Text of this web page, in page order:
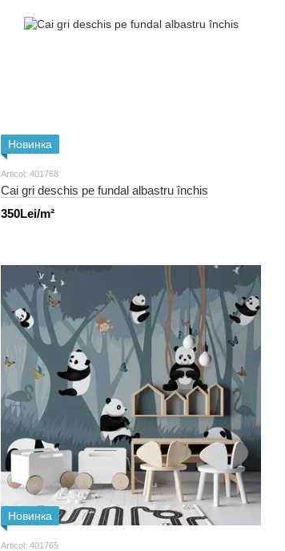
Новинка
Articol: 401768
Cai gri deschis pe fundal albastru închis
350Lei/m²
Новинка
Articol: 401765